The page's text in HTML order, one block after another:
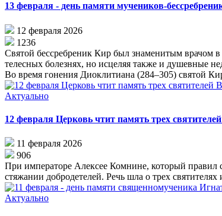
13 февраля - день памяти мучеников-
12 февраля 2026
1236
Святой бессребреник Кир был знаменитым врачом
телесных болезнях, но исцеляя также и душевные
Во время гонения Диоклитиана (284–305) святой
Актуально
12 февраля Церковь чтит память трех
11 февраля 2026
906
При императоре Алексее Комнине, который правил
стяжании добродетелей. Речь шла о трех
Актуально